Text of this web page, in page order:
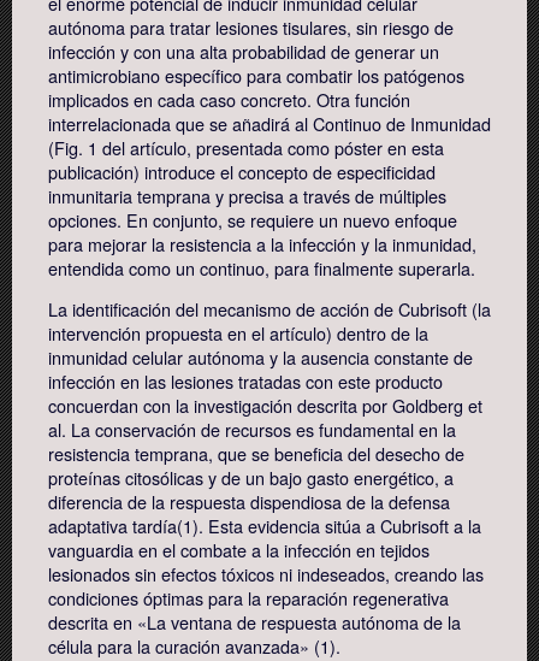
autónoma para tratar lesiones tisulares, sin riesgo de
infección y con una alta probabilidad de generar un
antimicrobiano específico para combatir los patógenos
implicados en cada caso concreto. Otra función
interrelacionada que se añadirá al Continuo de Inmunidad
(Fig. 1 del artículo, presentada como póster en esta
publicación) introduce el concepto de especificidad
inmunitaria temprana y precisa a través de múltiples
opciones. En conjunto, se requiere un nuevo enfoque
para mejorar la resistencia a la infección y la inmunidad,
entendida como un continuo, para finalmente superarla.
La identificación del mecanismo de acción de Cubrisoft (la
intervención propuesta en el artículo) dentro de la
inmunidad celular autónoma y la ausencia constante de
infección en las lesiones tratadas con este producto
concuerdan con la investigación descrita por Goldberg et
al. La conservación de recursos es fundamental en la
resistencia temprana, que se beneficia del desecho de
proteínas citosólicas y de un bajo gasto energético, a
diferencia de la respuesta dispendiosa de la defensa
adaptativa tardía(1). Esta evidencia sitúa a Cubrisoft a la
vanguardia en el combate a la infección en tejidos
lesionados sin efectos tóxicos ni indeseados, creando las
condiciones óptimas para la reparación regenerativa
descrita en «La ventana de respuesta autónoma de la
célula para la curación avanzada» (1).